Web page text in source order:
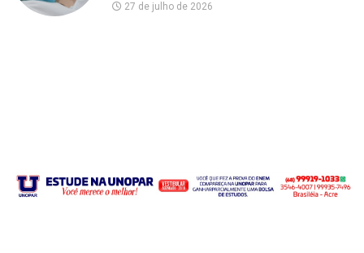
27 de julho de 2026